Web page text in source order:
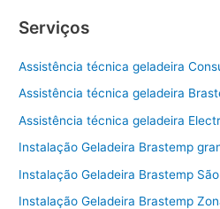
Serviços
Assistência técnica geladeira
Assistência técnica geladeira
Assistência técnica geladeira
Instalação Geladeira Brastemp
Instalação Geladeira Brastemp
Instalação Geladeira Brastemp